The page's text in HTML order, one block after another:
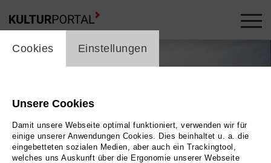
cookie_layer
Cookies Einstellungen
Unsere Cookies
Damit unsere Webseite optimal funktioniert, verwenden wir für
einige unserer Anwendungen Cookies. Dies beinhaltet u. a. die
eingebetteten sozialen Medien, aber auch ein Trackingtool,
welches uns Auskunft über die Ergonomie unserer Webseite